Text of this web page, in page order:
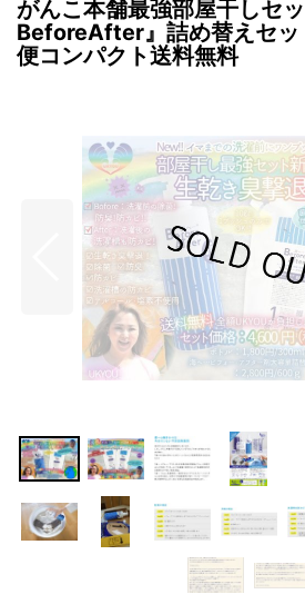
がんこ本舗最強部屋干しセ
BeforeAfter』詰め替えセ
便コンパクト送料無料